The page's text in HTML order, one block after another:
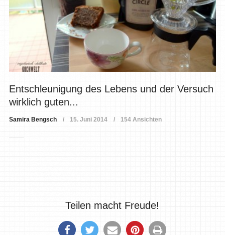
Entschleunigung des Lebens und der Versuch
wirklich guten...
Samira Bengsch 15. Juni 2014 154 Ansichten
Teilen macht Freude!